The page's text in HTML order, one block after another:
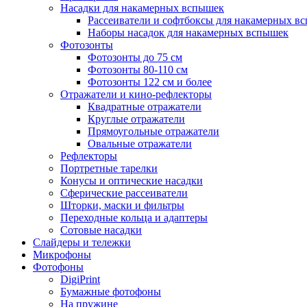
Насадки для накамерных вспышек
Рассеиватели и софтбоксы для накамерных
Наборы насадок для накамерных вспышек
Фотозонты
Фотозонты до 75 см
Фотозонты 80-110 см
Фотозонты 122 см и более
Отражатели и кино-рефлекторы
Квадратные отражатели
Круглые отражатели
Прямоугольные отражатели
Овальные отражатели
Рефлекторы
Портретные тарелки
Конусы и оптические насадки
Сферические рассеиватели
Шторки, маски и фильтры
Переходные кольца и адаптеры
Сотовые насадки
Слайдеры и тележки
Микрофоны
Фотофоны
DigiPrint
Бумажные фотофоны
На пружине